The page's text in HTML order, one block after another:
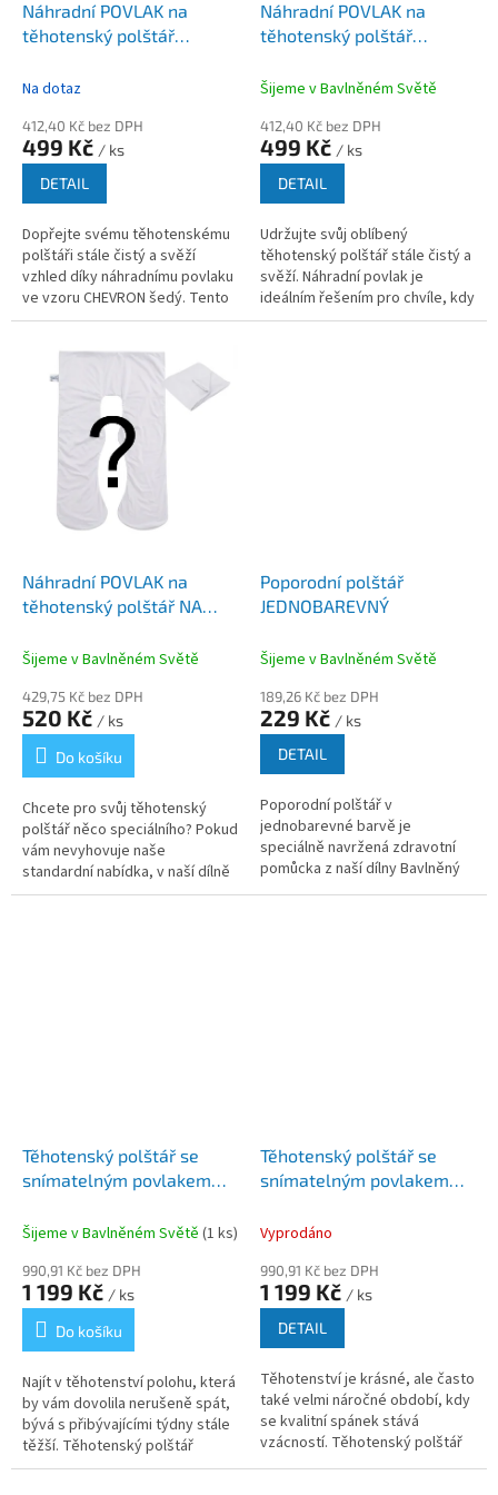
Náhradní POVLAK na
těhotenský polštář
Na dotaz
412,40 Kč bez DPH
499 Kč / ks
DETAIL
Dopřejte svému těhotenskému
polštáři stále čistý a svěží
vzhled díky náhradnímu povlaku
ve vzoru CHEVRON šedý. Tento
praktický potah oceníte
Náhradní POVLAK na
těhotenský polštář
barev
Šijeme v Bavlněném Světě
412,40 Kč bez DPH
499 Kč / ks
DETAIL
Udržujte svůj oblíbený
těhotenský polštář stále čistý a
svěží. Náhradní povlak je
ideálním řešením pro chvíle, kdy
je původní potah v pračce, nebo
Náhradní POVLAK na
těhotenský polštář NA
Šijeme v Bavlněném Světě
429,75 Kč bez DPH
520 Kč / ks
Do košíku
Chcete pro svůj těhotenský
polštář něco speciálního? Pokud
vám nevyhovuje naše
standardní nabídka, v naší dílně
BAVLNĚNÉHO SVĚTA vám
Poporodní polštář
JEDNOBAREVNÝ
Šijeme v Bavlněném Světě
189,26 Kč bez DPH
229 Kč / ks
DETAIL
Poporodní polštář v
jednobarevné barvě je
speciálně navržená zdravotní
pomůcka z naší dílny Bavlněný
svět, která zajišťuje pohodlné
Těhotenský polštář se
snímatelným povlakem
Šijeme v Bavlněném Světě (1 ks)
990,91 Kč bez DPH
1 199 Kč / ks
Do košíku
Najít v těhotenství polohu, která
by vám dovolila nerušeně spát,
bývá s přibývajícími týdny stále
těžší. Těhotenský polštář
ESTER v jemné a uklidňující
Těhotenský polštář se
snímatelným povlakem
Vyprodáno
990,91 Kč bez DPH
1 199 Kč / ks
DETAIL
Těhotenství je krásné, ale často
také velmi náročné období, kdy
se kvalitní spánek stává
vzácností. Těhotenský polštář
ESTER v uklidňující zelené